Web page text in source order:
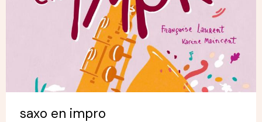
saxo en impro